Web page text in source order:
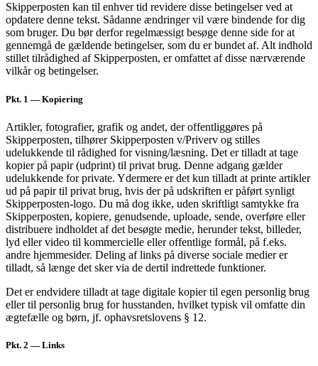
Skipperposten kan til enhver tid revidere disse betingelser ved at
opdatere denne tekst. Sådanne ændringer vil være bindende for dig
som bruger. Du bør derfor regelmæssigt besøge denne side for at
gennemgå de gældende betingelser, som du er bundet af. Alt indhold
stillet tilrådighed af Skipperposten, er omfattet af disse nærværende
vilkår og betingelser.
Pkt. 1 — Kopiering
Artikler, fotografier, grafik og andet, der offentliggøres på
Skipperposten, tilhører Skipperposten v/Priverv og stilles
udelukkende til rådighed for visning/læsning. Det er tilladt at tage
kopier på papir (udprint) til privat brug. Denne adgang gælder
udelukkende for private. Ydermere er det kun tilladt at printe artikler
ud på papir til privat brug, hvis der på udskriften er påført synligt
Skipperposten-logo. Du må dog ikke, uden skriftligt samtykke fra
Skipperposten, kopiere, genudsende, uploade, sende, overføre eller
distribuere indholdet af det besøgte medie, herunder tekst, billeder,
lyd eller video til kommercielle eller offentlige formål, på f.eks.
andre hjemmesider. Deling af links på diverse sociale medier er
tilladt, så længe det sker via de dertil indrettede funktioner.
Det er endvidere tilladt at tage digitale kopier til egen personlig brug
eller til personlig brug for husstanden, hvilket typisk vil omfatte din
ægtefælle og børn, jf. ophavsretslovens § 12.
Pkt. 2 — Links